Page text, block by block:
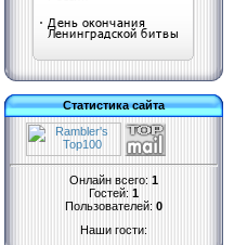
Статистика сайта
Онлайн всего: 1
Гостей: 1
Пользователей: 0
Наши гости: